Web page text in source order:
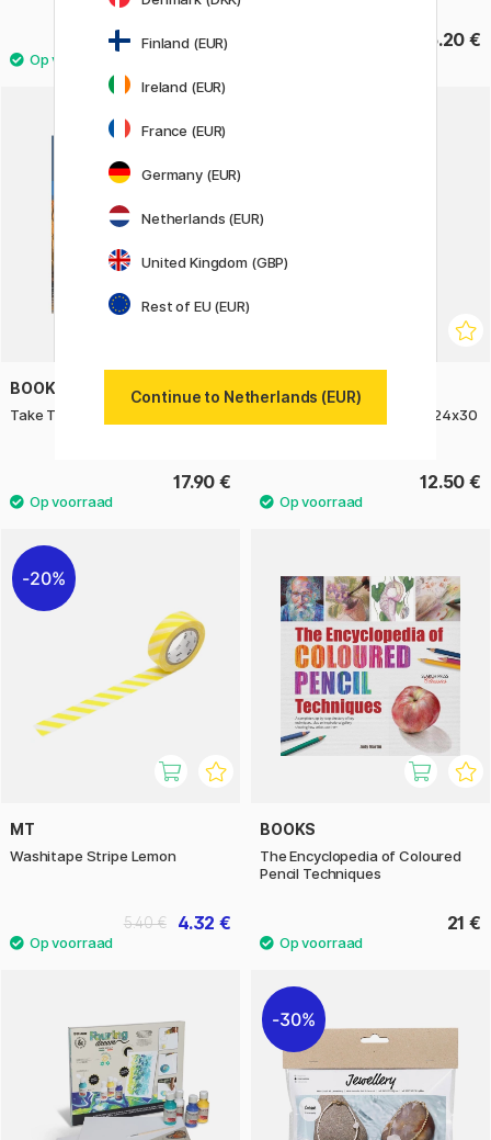
2.80 € 6.20 €
BOOKS
Take Three Colours
17.90 €
PEN STORE
Houten lijst Walnootkleur 24x30
12.50 €
20%
MT
Washitape Stripe Lemon
4.32 €
5.40 €
BOOKS
The Encyclopedia of Coloured
Pencil Techniques
21 €
30%
Finland (EUR)
Ireland (EUR)
France (EUR)
Germany (EUR)
Netherlands (EUR)
United Kingdom (GBP)
Rest of EU (EUR)
Continue to Netherlands (EUR)